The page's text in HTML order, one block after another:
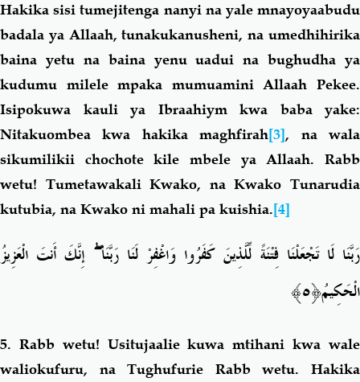
Hakika sisi tumejitenga nanyi na yale mnayoyaabudu
badala ya Allaah, tunakukanusheni, na umedhihirika
baina yetu na baina yenu uadui na bughudha ya
kudumu milele mpaka mumuamini Allaah Pekee.
Isipokuwa kauli ya Ibraahiym kwa baba yake:
Nitakuombea kwa hakika maghfirah[3], na wala
sikumilikii chochote kile mbele ya Allaah. Rabb
wetu! Tumetawakali Kwako, na Kwako Tunarudia
kutubia, na Kwako ni mahali pa kuishia.[4]
رَبَّنَا لَا تَجْعَلْنَا فِتْنَةً لِّلَّذِينَ كَفَرُوا وَاغْفِرْ لَنَا رَبَّنَاۖ إِنَّكَ أَنتَ الْعَزِيزُ
الْحَكِيمُ﴿٥﴾
5. Rabbwetu! Usitujaalie kuwa mtihani kwa wale
waliokufuru, na Tughufurie Rabb wetu. Hakika